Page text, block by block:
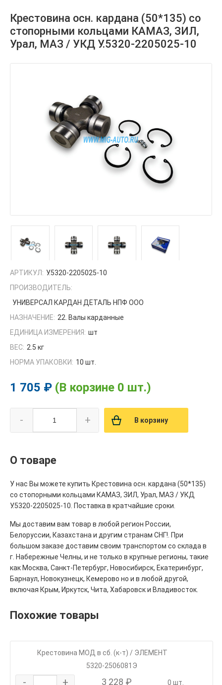
Крестовина осн. кардана (50*135) со
стопорными кольцами КАМАЗ, ЗИЛ,
Урал, МАЗ / УКД У.5320-2205025-10
АРТИКУЛ: У.5320-2205025-10
ПРОИЗВОДИТЕЛЬ:
УНИВЕРСАЛ КАРДАН ДЕТАЛЬ НПФ ООО
НАЗНАЧЕНИЕ: 22. Валы карданные
ЕДИНИЦА ИЗМЕРЕНИЯ: шт
ВЕС: 2.5 кг
НОРМА УПАКОВКИ: 10 шт.
1 705 ₽ (В корзине 0 шт.)
- + В корзину
О товаре
У нас Вы можете купить Крестовина осн. кардана (50*135)
со стопорными кольцами КАМАЗ, ЗИЛ, Урал, МАЗ / УКД
У.5320-2205025-10. Поставка в кратчайшие сроки.
Мы доставим вам товар в любой регион России,
Белоруссии, Казахстана и другим странам СНГ!. При
большом заказе доставим своим транспортом со склада в
г. Набережные Челны, и не только в крупные регионы, такие
как Москва, Санкт-Петербург, Новосибирск, Екатеринбург,
Барнаул, Новокузнецк, Кемерово но и в любой другой,
включая Крым, Иркутск, Чита, Хабаровск и Владивосток.
Похожие товары
Крестовина МОД в сб. (к-т) / ЭЛЕМЕНТ
5320-2506081Э
- + 3 228 ₽ 0 шт.